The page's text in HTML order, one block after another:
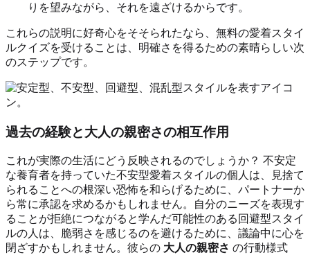
りを望みながら、それを遠ざけるからです。
これらの説明に好奇心をそそられたなら、無料の愛着スタイ
ルクイズを受けることは、明確さを得るための素晴らしい次
のステップです。
過去の経験と大人の親密さの相互作用
これが実際の生活にどう反映されるのでしょうか？ 不安定
な養育者を持っていた不安型愛着スタイルの個人は、見捨て
られることへの根深い恐怖を和らげるために、パートナーか
ら常に承認を求めるかもしれません。自分のニーズを表現す
ることが拒絶につながると学んだ可能性のある回避型スタイ
ルの人は、脆弱さを感じるのを避けるために、議論中に心を
閉ざすかもしれません。彼らの 大人の親密さ の行動様式